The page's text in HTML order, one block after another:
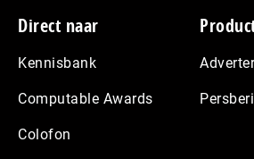
Footer
Direct naar
Kennisbank
Computable Awards
Colofon